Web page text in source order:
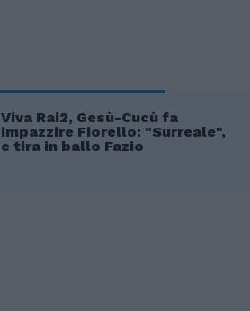
Viva Rai2, Gesù-Cucù fa
impazzire Fiorello: "Surreale",
e tira in ballo Fazio